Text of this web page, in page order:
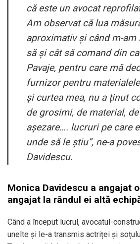
că este un avocat
Am observat că lua
aproximativ și când m-am
să și cât să comand din
Pavaje, pentru care mă
furnizor pentru
și curtea mea, nu a ținut
de grosimi, de material,
așezare…. lucruri pe care
unde să le știu”, ne-a
Davidescu.
Monica Davidescu a angajat
angajat la rândul ei altă
Când a început lucrul, avocatul-
unelte și le-a transmis actriței și